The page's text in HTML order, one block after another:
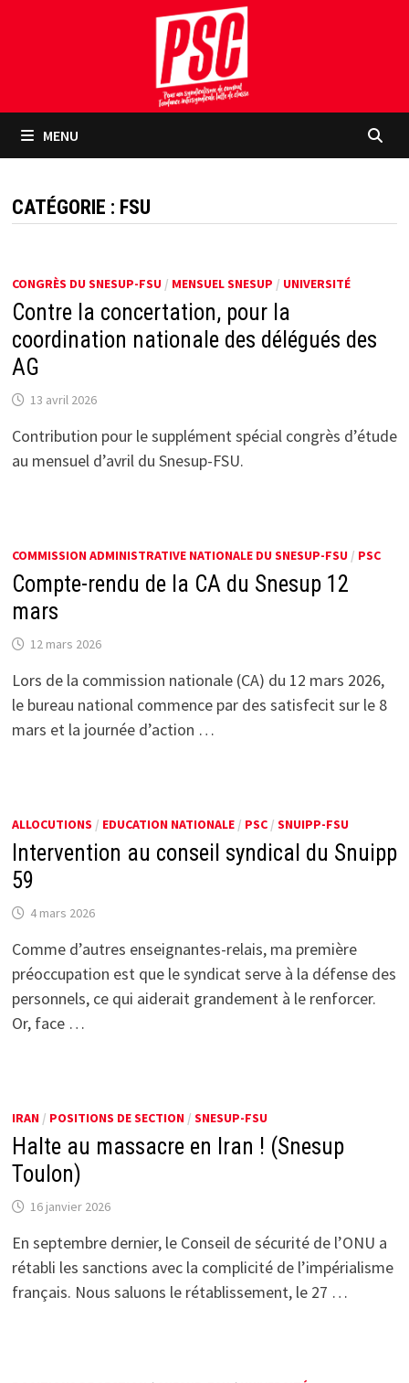
MENU
CATÉGORIE : FSU
CONGRÈS DU SNESUP-FSU/ MENSUEL SNESUP / UNIVERSITÉ
Contre la concertation, pour la
coordination nationale des délégués des
AG
13 avril 2026
Contribution pour le supplément spécial congrès d’étude
au mensuel d’avril du Snesup-FSU.
COMMISSION ADMINISTRATIVE NATIONALE DU SNESUP-FSU/ PSC
Compte-rendu de la CA du Snesup 12
mars
12 mars 2026
Lors de la commission nationale (CA) du 12 mars 2026,
le bureau national commence par des satisfecit sur le 8
mars et la journée d’action …
ALLOCUTIONS / EDUCATION NATIONALE/ PSC/ SNUIPP-FSU
Intervention au conseil syndical du Snuipp
59
4 mars 2026
Comme d’autres enseignantes-relais, ma première
préoccupation est que le syndicat serve à la défense des
personnels, ce qui aiderait grandement à le renforcer.
Or, face …
IRAN/ POSITIONS DE SECTION/ SNESUP-FSU
Halte au massacre en Iran ! (Snesup
Toulon)
16 janvier 2026
En septembre dernier, le Conseil de sécurité de l’ONU a
rétabli les sanctions avec la complicité de l’impérialisme
français. Nous saluons le rétablissement, le 27 …